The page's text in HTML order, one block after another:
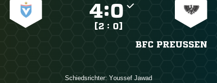
:
[2 : 0]
BFC PREUSSEN
Schiedsrichter:  